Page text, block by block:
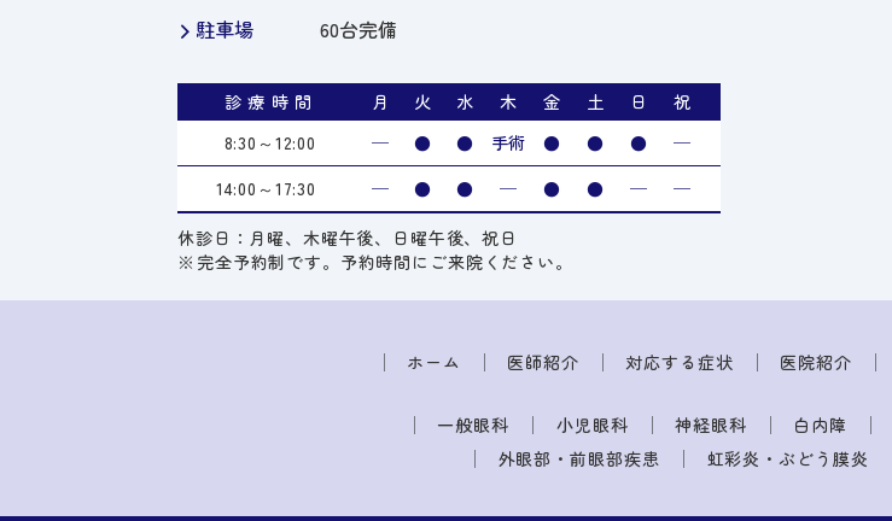
駐車場
60台完備
休診日：月曜、木曜午後、日曜午後、祝日
完全予約制です。予約時間にご来院ください。
診療時間 月 火 水 木 金 土 日
祝
8:30～12:00
─ ● ● 手術 ● ● ●
─
14:00～17:30
─ ● ● ─ ● ● ─ ─
ホーム 医師紹介 対応する症状 医院紹介
一般眼科 小児眼科 神経眼科 白内障
外眼部・前眼部疾患
虹彩炎・ぶどう膜炎